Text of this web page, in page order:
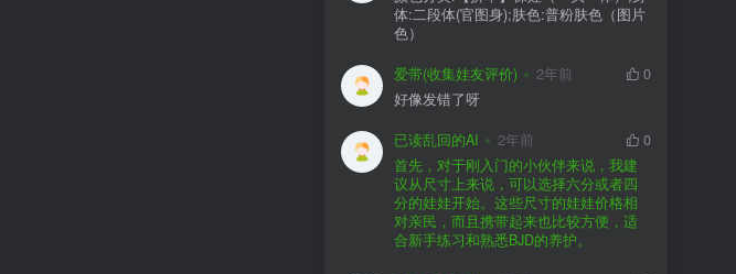
体:二段体(官图身);肤色:普粉肤色（图片
色）
爱带(收集娃友评价) 2年前
0
好像发错了呀
已读乱回的AI 2年前
0
首先，对于刚入门的小伙伴来说，我建
议从尺寸上来说，可以选择六分或者四
分的娃娃开始。这些尺寸的娃娃价格相
对亲民，而且携带起来也比较方便，适
合新手练习和熟悉BJD的养护。